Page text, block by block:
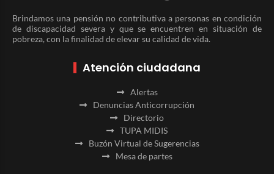
Brindamos una pensión no contributiva a personas en condición
de discapacidad severa y que se encuentren en situación de
pobreza, con la finalidad de elevar su calidad de vida.
Atención ciudadana
Alertas
Denuncias Anticorrupción
Directorio
TUPA MIDIS
Buzón Virtual de Sugerencias
Mesa de partes